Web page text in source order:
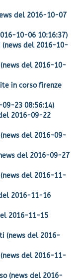
del 2016-10-07
10-06 10:16:37)
del 2016-10-
del 2016-10-
in corso firenze
23 08:56:14)
2016-09-22
del 2016-09-
del 2016-09-27
del 2016-11-
2016-11-16
2016-11-15
(news del 2016-
del 2016-11-
(news del 2016-